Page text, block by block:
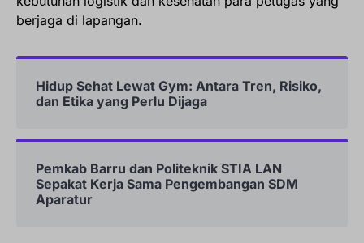
berjaga di lapangan.
Hidup Sehat Lewat Gym: Antara Tren, Risiko,
dan Etika yang Perlu Dijaga
Pemkab Barru dan Politeknik STIA LAN
Sepakat Kerja Sama Pengembangan SDM
Aparatur